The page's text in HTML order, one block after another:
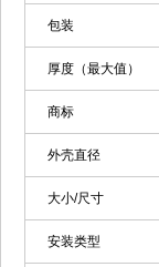
包装
厚度（最大值）
商标
外壳直径
大小/尺寸
安装类型